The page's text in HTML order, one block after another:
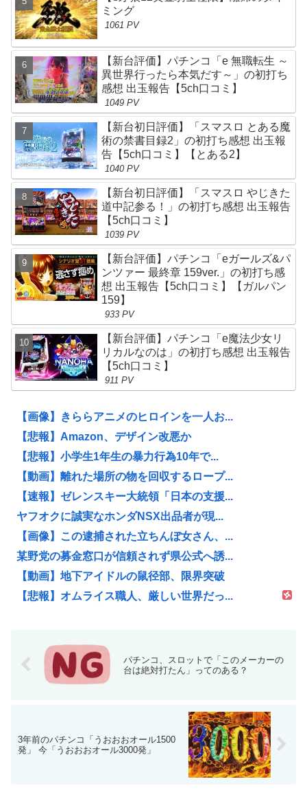
ミング
1061 PV
【新台評価】パチンコ「e 無職転生 ～
異世界行ったら本気だす～」の初打ち
感想 出玉報告【5ch口コミ】
1049 PV
【新台初日評価】「スマスロ とある魔
術の禁書目録2」の初打ち感想 出玉報
告【5ch口コミ】【とある2】
1040 PV
【新台初日評価】「スマスロ やじきた
道中記参る！」の初打ち感想 出玉報告
【5ch口コミ】
1039 PV
【新台評価】パチンコ「eガールズ&パ
ンツァー 最終章 159ver.」の初打ち感
想 出玉報告【5ch口コミ】【ガルパン
159】
933 PV
【新台評価】パチンコ「e魔法少女リ
リカルなのは」の初打ち感想 出玉報告
【5ch口コミ】
911 PV
【画像】きららアニメのヒロインを一人お...
【悲報】Amazon、デザイン改悪か
【悲報】小学生1年生の暴力行為10年で...
【動画】離れた場所の物を回収するロープ...
【速報】ゼレンスキー大統領「日本の支援...
ヤフオクに誠実なホンダNSX出品者が現...
【画像】この逮捕された立ちんぼ女さん、...
某野党の募金窓口が信頼されず県公式へ誘...
【動画】地下アイドルの鼠径部、限界突破
【悲報】オムライス職人、厳しい世界だっ...
パチンコ、スロットで「このメーカーの
台は絶対打たん」ってのある？
3年前のパチンコ「うおおおオール1500
発」 今「うおおおオール3000発」